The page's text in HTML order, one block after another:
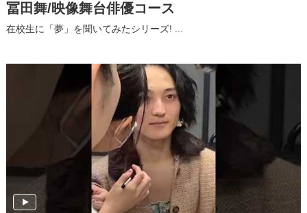
冨田舞/映像舞台俳優コース
在校生に「夢」を聞いてみたシリーズ! ...